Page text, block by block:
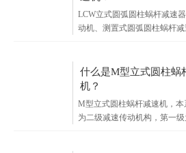
轮通过共轭运动包络出蜗轮
LCW立式圆弧圆柱蜗杆减速
动机、测置式圆弧圆柱蜗杆
凑、操作灵活、简便可靠等特
用于化工、制药、建筑、食品
什么是M型立式圆柱蜗
机？
M型立式圆柱蜗杆减速机，
为二级减速传动机构，第一